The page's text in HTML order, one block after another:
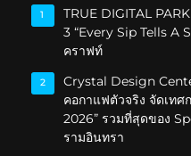
1
TRUE DIGITAL
3 “Every Sip Tells A
คราฟท์
2
Crystal Design
คอกาแฟตัวจริง จัดเทศ
2026” รวมที่สุดของ
รามอินทรา